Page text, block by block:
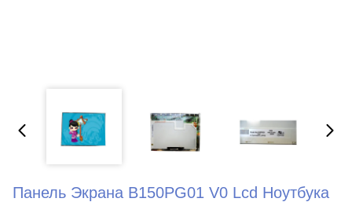
Панель Экрана B150PG01 V0 Lcd Ноутбука